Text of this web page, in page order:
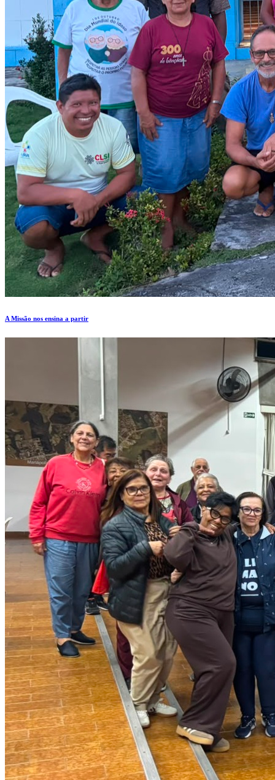
A Missão nos ensina a partir